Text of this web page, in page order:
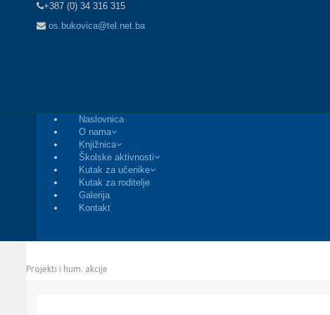
+387 (0) 34 316 315
os.bukovica@tel.net.ba
Naslovnica
O nama
Knjižnica
Školske aktivnosti
Kutak za učenike
Kutak za roditelje
Galerija
Kontakt
Projekti i hum. akcije